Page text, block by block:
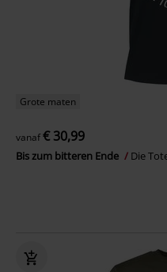
Grote maten
vanaf€ 30,99
Bis zum bitteren Ende Die